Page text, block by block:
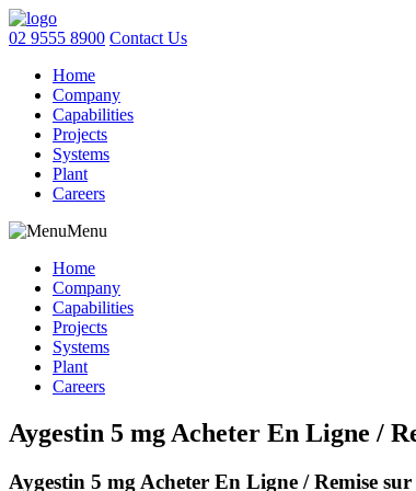
02 9555 8900 Contact Us
Home
Company
Capabilities
Projects
Systems
Plant
Careers
Menu
Home
Company
Capabilities
Projects
Systems
Plant
Careers
Aygestin 5 mg Acheter En Ligne /
Aygestin 5 mg Acheter En Ligne / Remise